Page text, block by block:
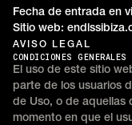
Fecha de entrada en
Sitio web:
AVISO LEGAL
CONDICIONES
El uso de este sitio
parte de los usuarios
de Uso, o de aquellas
momento en que el